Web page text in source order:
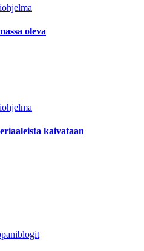
oleva
kaivataan